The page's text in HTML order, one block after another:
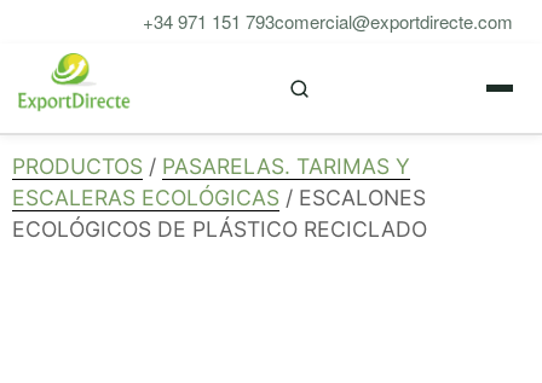
contenido
+34 971 151 793comercial@exportdirecte.com
PRODUCTOS / PASARELAS. TARIMAS Y
ESCALERAS ECOLÓGICAS / ESCALONES
ECOLÓGICOS DE PLÁSTICO RECICLADO